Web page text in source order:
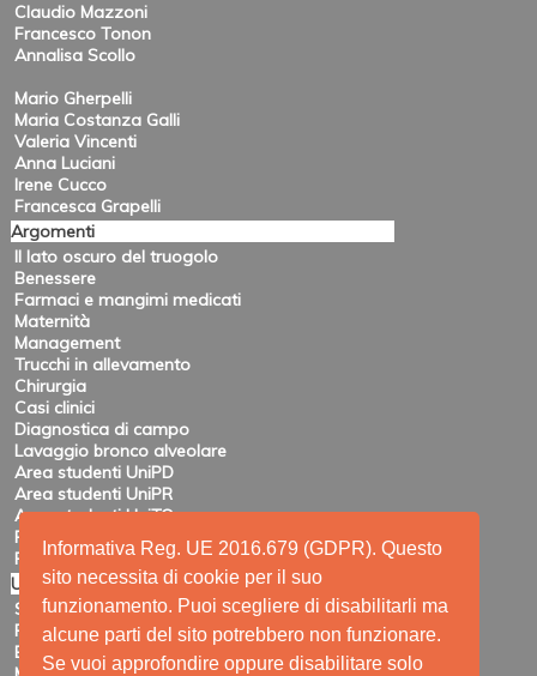
Informativa Reg. UE 2016.679 (GDPR). Questo
sito necessita di cookie per il suo
funzionamento. Puoi scegliere di disabilitarli ma
alcune parti del sito potrebbero non funzionare.
Se vuoi approfondire oppure disabilitare solo
Claudio Mazzoni
Francesco Tonon
Annalisa Scollo
Mario Gherpelli
Maria Costanza Galli
Valeria Vincenti
Anna Luciani
Irene Cucco
Francesca Grapelli
Argomenti
Il lato oscuro del truogolo
Benessere
Farmaci e mangimi medicati
Maternità
Management
Trucchi in allevamento
Chirurgia
Casi clinici
Diagnostica di campo
Lavaggio bronco alveolare
Area studenti UniPD
Area studenti UniPR
Area studenti UniTO
Recensioni di eventi
Pubblicazioni e ricerca
Utility
Siti amici
Ricerca
Elenco feed